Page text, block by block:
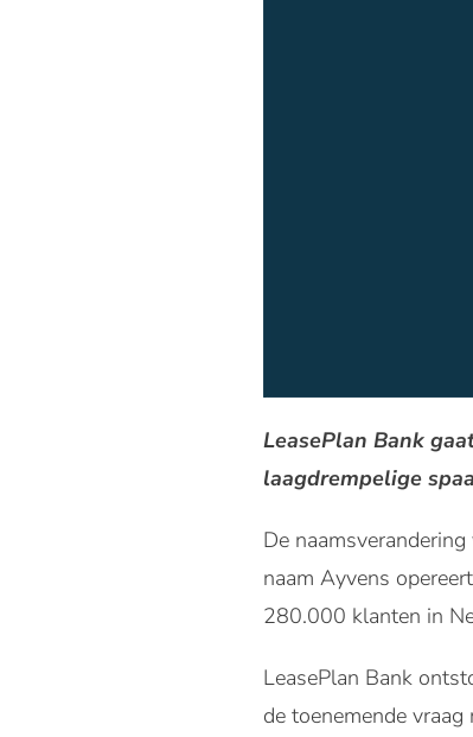
LeasePlan Bank
laagdrempelige
De
naam Ayvens
280.000 klanten in
LeasePlan Bank
de toenemende